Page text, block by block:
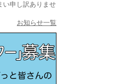
い申し訳ありませ
お知らせ一覧